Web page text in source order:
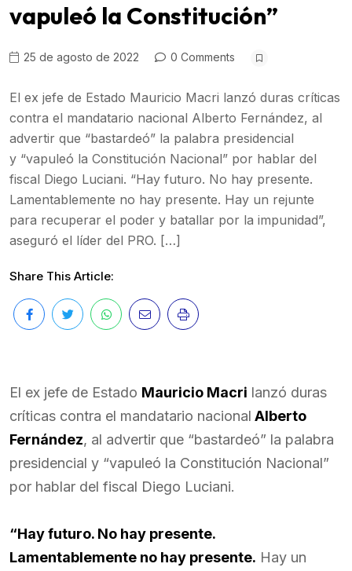
vapuleó la Constitución”
25 de agosto de 2022 0 Comments
El ex jefe de Estado Mauricio Macri lanzó duras críticas
contra el mandatario nacional Alberto Fernández, al
advertir que “bastardeó” la palabra presidencial
y “vapuleó la Constitución Nacional” por hablar del
fiscal Diego Luciani. “Hay futuro. No hay presente.
Lamentablemente no hay presente. Hay un rejunte
para recuperar el poder y batallar por la impunidad”,
aseguró el líder del PRO. […]
Share This Article:
El ex jefe de Estado Mauricio Macri lanzó duras
críticas contra el mandatario nacional Alberto
Fernández, al advertir que “bastardeó” la palabra
presidencial y “vapuleó la Constitución Nacional”
por hablar del fiscal Diego Luciani.
“Hay futuro. No hay presente.
Lamentablemente no hay presente. Hay un